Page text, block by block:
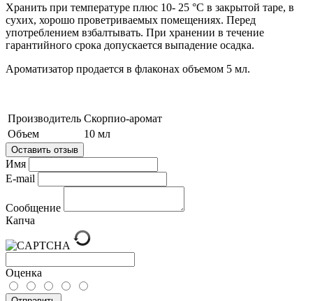
Хранить при температуре плюс 10- 25 °C в закрытой таре, в
сухих, хорошо проветриваемых помещениях. Перед
употреблением взбалтывать. При хранении в течение
гарантийного срока допускается выпадение осадка.
Ароматизатор продается в флаконах объемом 5 мл.
Производитель Скорпио-аромат
Объем
10 мл
Оставить отзыв
Имя
E-mail
Сообщение
Капча
Оценка